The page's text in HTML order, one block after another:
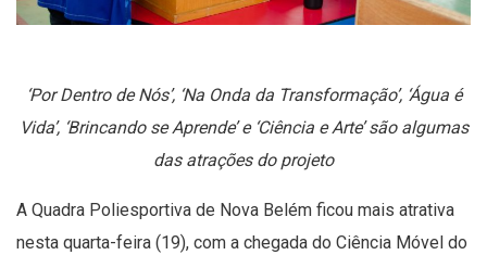
‘Por Dentro de Nós’, ‘Na Onda da Transformação’, ‘Água é
Vida’, ‘Brincando se Aprende’ e ‘Ciência e Arte’ são algumas
das atrações do projeto
A Quadra Poliesportiva de Nova Belém ficou mais atrativa
nesta quarta-feira (19), com a chegada do Ciência Móvel do